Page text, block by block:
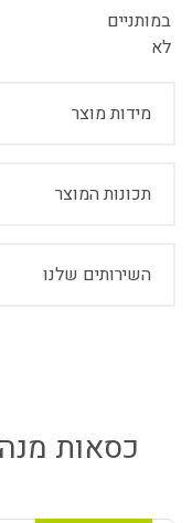
במותניים
לא
מידות מוצר
תכונות המוצר
השירותים שלנו
כסאות